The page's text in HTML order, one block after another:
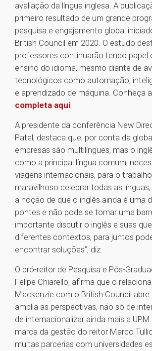
avaliação da língua inglesa. A
primeiro resultado de um grande
pesquisa e engajamento global
British Council em 2020. O estudo
professores continuarão tendo papel
ensino do idioma, mesmo diante de
tecnológicos como automação,
e aprendizado de máquina. Conheça a
completa aqui.
A presidente da conferência New
Patel, destaca que, por conta da
empresas são multilíngues, mas o
como a principal língua comum,
viagens internacionais, para o
maravilhoso celebrar todas as
a noção de que o inglês ainda é uma
pontes e não pode se tornar uma
importante discutir o inglês e suas
diferentes contextos, para juntos
encontrar soluções”, diz.
O pró-reitor de Pesquisa e Pós-
Felipe Chiarello, afirma que o
Mackenzie com o British Council
amplia as perspectivas, não só de
de internacionalizar ainda mais a
marca da gestão do reitor Marco
muitas parcerias com universidades